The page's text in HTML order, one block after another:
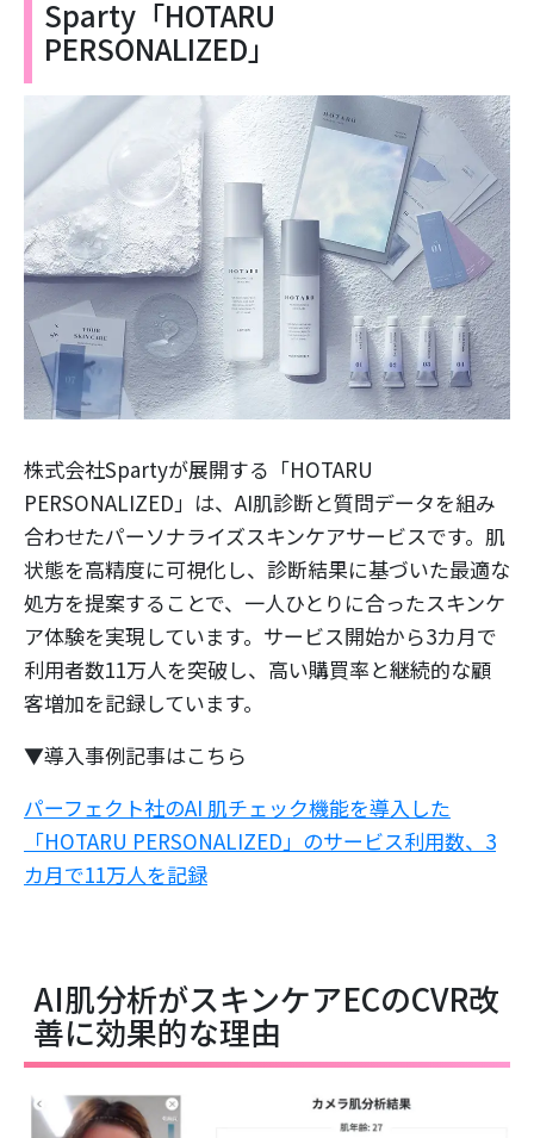
Sparty「HOTARU
PERSONALIZED」
株式会社Spartyが展開する「HOTARU
PERSONALIZED」は、AI肌診断と質問データを組み
合わせたパーソナライズスキンケアサービスです。肌
状態を高精度に可視化し、診断結果に基づいた最適な
処方を提案することで、一人ひとりに合ったスキンケ
ア体験を実現しています。サービス開始から3カ月で
利用者数11万人を突破し、高い購買率と継続的な顧
客増加を記録しています。
▼導入事例記事はこちら
パーフェクト社のAI 肌チェック機能を導入した
「HOTARU PERSONALIZED」のサービス利用数、3
カ月で11万人を記録
AI肌分析がスキンケアECのCVR改
善に効果的な理由